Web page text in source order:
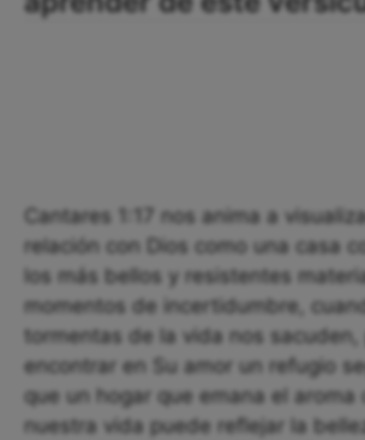
Cantares 1:17 nos anima a
relación con Dios como una casa
los más bellos y resistentes
momentos de incertidumbre,
tormentas de la vida nos sacuden,
encontrar en Su amor un refugio
que un hogar que emana el aroma
nuestra vida puede reflejar la